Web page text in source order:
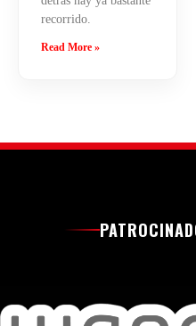
recorrido.
Read More »